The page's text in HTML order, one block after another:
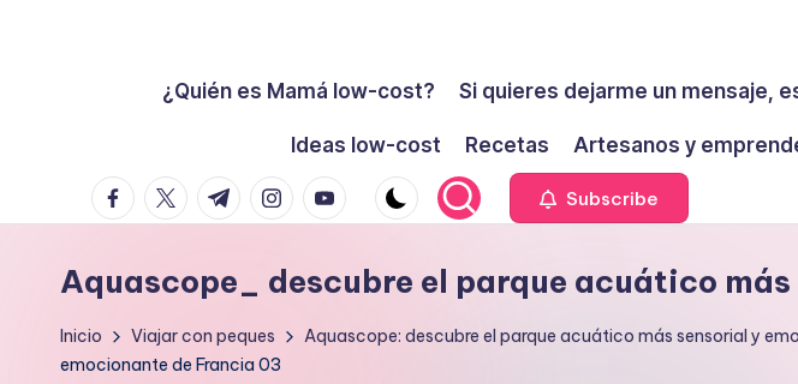
no
en
el
intento
¿Quién es Mamá low-cost? Si quieres dejarme un mensaje,
Ideas low-cost Recetas Artesanos y
facebook.com
twitter.com
t.me instagram.com
youtube.com Subscribe
Aquascope_ descubre el parque acuático
Inicio Viajar con peques Aquascope: descubre el parque acuático más sensorial y
emocionante de Francia 03